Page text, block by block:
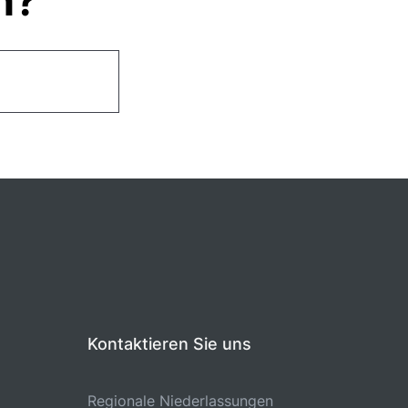
Kontaktieren Sie uns
Regionale Niederlassungen